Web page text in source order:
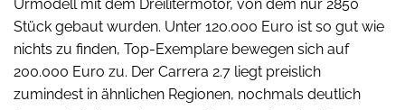
Urmodell mit dem Dreilitermotor, von dem nur 2850
Stück gebaut wurden. Unter 120.000 Euro ist so gut wie
nichts zu finden, Top-Exemplare bewegen sich auf
200.000 Euro zu. Der Carrera 2.7 liegt preislich
zumindest in ähnlichen Regionen, nochmals deutlich